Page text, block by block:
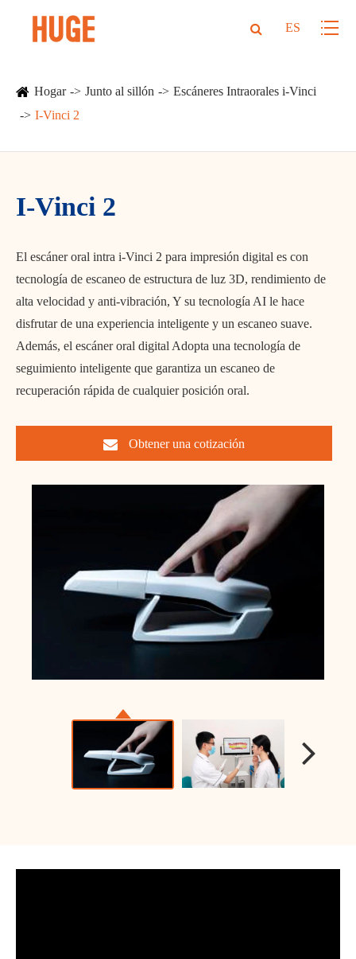
ES
Hogar Junto al sillón
Escáneres Intraorales i-Vinci
I-Vinci 2
I-Vinci 2
El escáner oral intra i-Vinci 2 para impresión digital es con
tecnología de escaneo de estructura de luz 3D, rendimiento de
alta velocidad y anti-vibración, Y su tecnología AI le hace
disfrutar de una experiencia inteligente y un escaneo suave.
Además, el escáner oral digital Adopta una tecnología de
seguimiento inteligente que garantiza un escaneo de
recuperación rápida de cualquier posición oral.
Obtener una cotización